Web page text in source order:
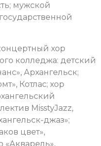
мужской
хор
колледжа: детский
Архангельск;
Котлас; хор
MisstyJazz,
джаз»;
цвет»,
«Акварель»,